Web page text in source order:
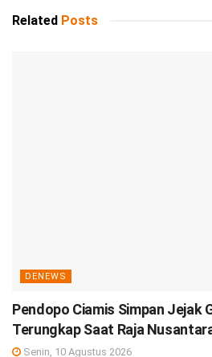
Related Posts
DENEWS
Pendopo Ciamis Simpan Jejak
Terungkap Saat Raja
Senin, 10 Agustus 2026